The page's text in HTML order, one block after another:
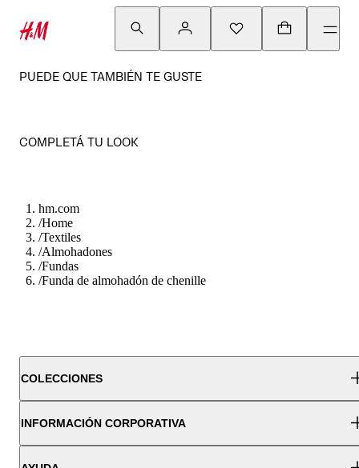
PUEDE QUE TAMBIÉN TE GUSTE
COMPLETÁ TU LOOK
hm.com
/Home
/Textiles
/Almohadones
/Fundas
/Funda de almohadón de chenille
COLECCIONES
INFORMACIÓN CORPORATIVA